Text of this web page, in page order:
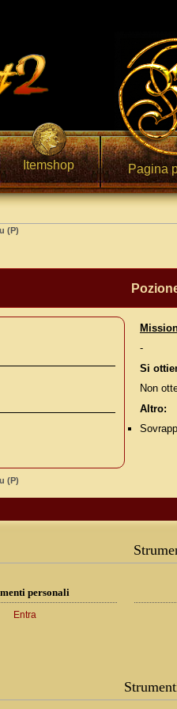
Itemshop Pagina
(P)
-
Si
Non
Altro:
(P)
personali
Entra